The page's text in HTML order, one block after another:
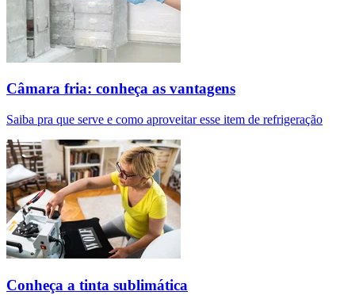
Câmara fria: conheça as vantagens
Saiba pra que serve e como aproveitar esse item de refrigeração
Conheça a tinta sublimática